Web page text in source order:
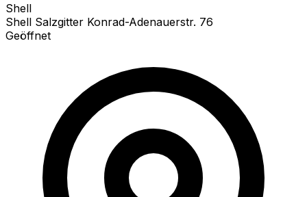
Shell
Shell Salzgitter Konrad-Adenauerstr. 76
Geöffnet